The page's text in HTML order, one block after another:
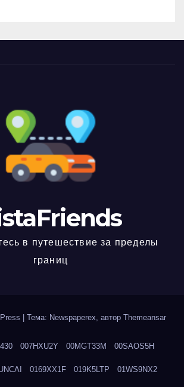
в путешествие за пределы
границ
Тема: Newspaperex, автор Themeansar
007HXU2Y 00MGT33M 00SAOS5H
0169XX1F 019K5LTP 01WS9NX2